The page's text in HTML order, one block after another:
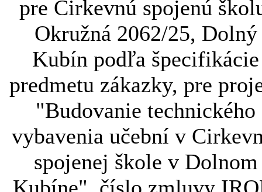
pre Cirkevnú spojenú
Okružná 2062/25, Dolný
Kubín podľa špecifikácie
predmetu zákazky, pre
"Budovanie technického
vybavenia učební v
spojenej škole v Dolnom